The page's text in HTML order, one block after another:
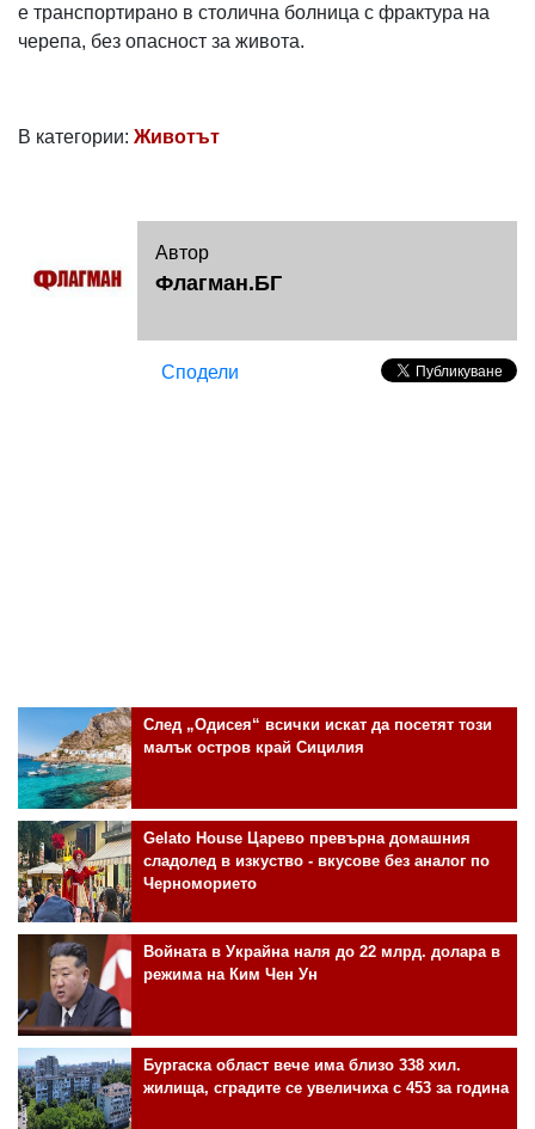
е транспортирано в столична болница с фрактура на
черепа, без опасност за живота.
В категории: Животът
Автор
Флагман.БГ
Сподели
След „Одисея“ всички искат да посетят този
малък остров край Сицилия
Gelato House Царево превърна домашния
сладолед в изкуство - вкусове без аналог по
Черноморието
Войната в Украйна наля до 22 млрд. долара в
режима на Ким Чен Ун
Бургаска област вече има близо 338 хил.
жилища, сградите се увеличиха с 453 за година